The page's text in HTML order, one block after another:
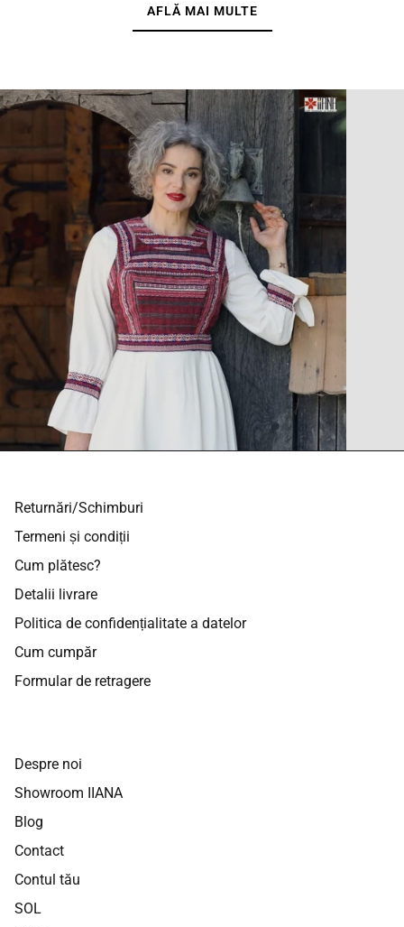
AFLĂ MAI MULTE
Returnări/Schimburi
Termeni și condiții
Cum plătesc?
Detalii livrare
Politica de confidențialitate a datelor
Cum cumpăr
Formular de retragere
Despre noi
Showroom IIANA
Blog
Contact
Contul tău
SOL